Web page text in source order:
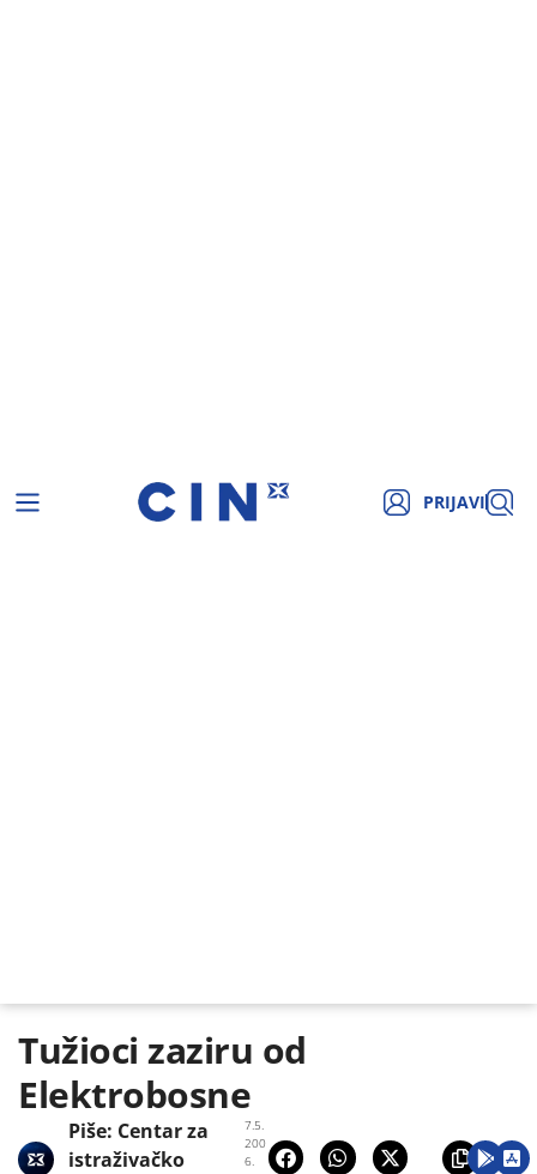
PRIJAVI
Tužioci zaziru od
Elektrobosne
7.5.
200
6.
Piše: Centar za
istraživačko